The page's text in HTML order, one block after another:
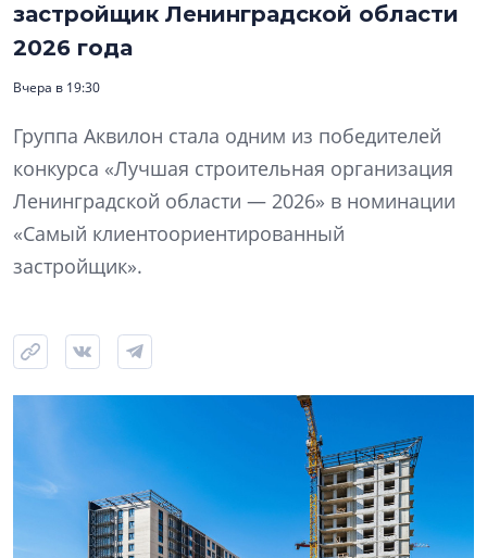
застройщик Ленинградской области
2026 года
Вчера в 19:30
Группа Аквилон стала одним из победителей
конкурса «Лучшая строительная организация
Ленинградской области — 2026» в номинации
«Самый клиентоориентированный
застройщик».